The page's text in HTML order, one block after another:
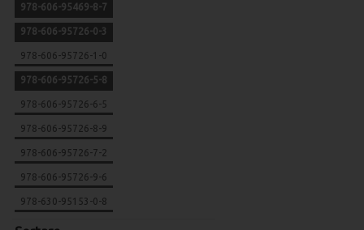
978-606-95469-8-7
978-606-95726-0-3
978-606-95726-1-0
978-606-95726-5-8
978-606-95726-6-5
978-606-95726-8-9
978-606-95726-7-2
978-606-95726-9-6
978-630-95153-0-8